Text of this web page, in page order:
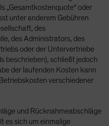
„Gesamtkostenquote“ oder
unter anderem Gebühren
des
des Administrators, des
oder der Untervertriebe
beschrieben), schließt jedoch
der laufenden Kosten kann
verschiedener
und Rücknahmeabschläge
es sich um einmalige